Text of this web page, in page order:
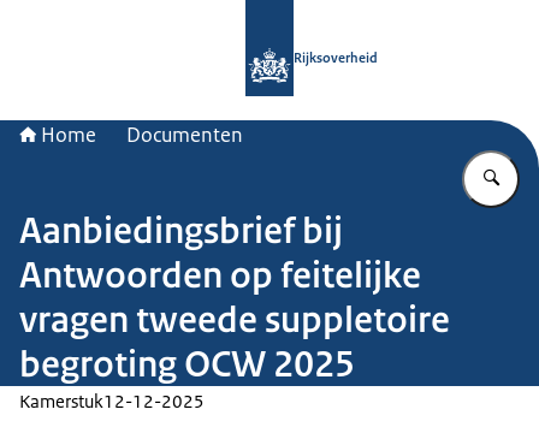
Rijksoverheid
Home Documenten
Aanbiedingsbrief bij
Antwoorden op feitelijke
vragen tweede suppletoire
begroting OCW 2025
Kamerstuk12-12-2025